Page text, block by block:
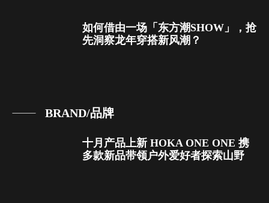
如何借由一场「东方潮SHOW」，抢
先洞察龙年穿搭新风潮？
BRAND/品牌
十月产品上新 HOKA ONE ONE 携
多款新品带领户外爱好者探索山野